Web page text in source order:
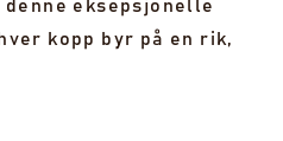
eksepsjonelle
kopp byr på en rik,